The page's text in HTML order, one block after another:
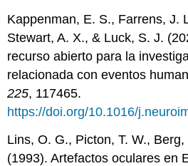
Kappenman, E. S., Farrens, J.
Stewart, A. X., & Luck, S. J.
recurso abierto para la
relacionada con eventos
225, 117465.
https://doi.org/10.1016/
Lins, O. G., Picton, T. W.,
(1993). Artefactos oculares en